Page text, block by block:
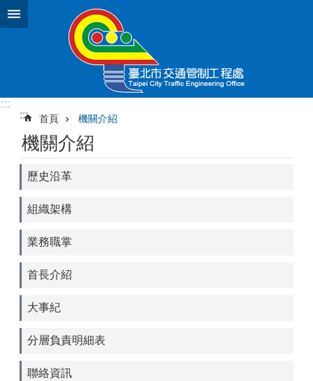
跳到主要內容區塊
:::
:::
首頁 機關介紹
機關介紹
歷史沿革
組織架構
業務職掌
首長介紹
大事紀
分層負責明細表
聯絡資訊